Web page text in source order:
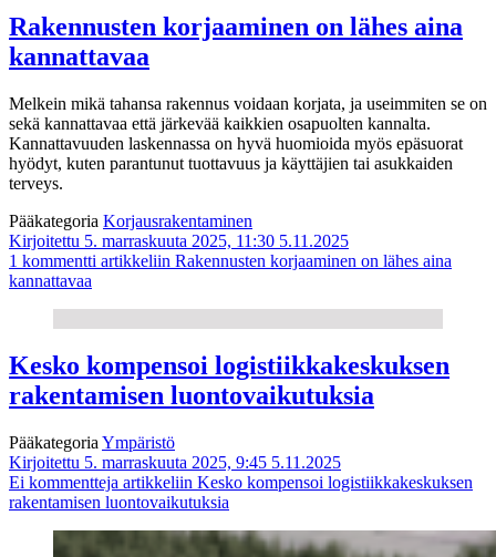
Rakennusten korjaaminen on lähes aina
kannattavaa
Melkein mikä tahansa rakennus voidaan korjata, ja useimmiten se on
sekä kannattavaa että järkevää kaikkien osapuolten kannalta.
Kannattavuuden laskennassa on hyvä huomioida myös epäsuorat
hyödyt, kuten parantunut tuottavuus ja käyttäjien tai asukkaiden
terveys.
Pääkategoria Korjausrakentaminen
Kirjoitettu 5. marraskuuta 2025, 11:30 5.11.2025
1 kommentti artikkeliin Rakennusten korjaaminen on lähes aina
kannattavaa
Kesko kompensoi logistiikkakeskuksen
rakentamisen luontovaikutuksia
Pääkategoria Ympäristö
Kirjoitettu 5. marraskuuta 2025, 9:45 5.11.2025
Ei kommentteja artikkeliin Kesko kompensoi logistiikkakeskuksen
rakentamisen luontovaikutuksia